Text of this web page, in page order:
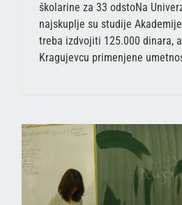
školarine za 33 odstoNa
najskuplje su studije
treba izdvojiti 125.000 dinara,
Kragujevcu primenjene